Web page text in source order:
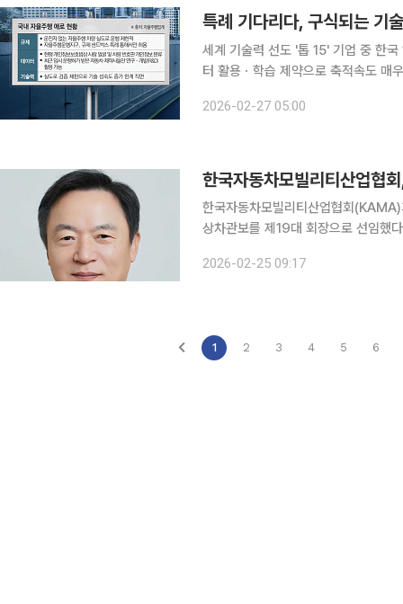
세계 기술력 선도 '톱 15' 기업 중 한
터 활용ㆍ학습 제약으로 축적속도 매우
이터·기술 검증’이라는 ‘3중 제약’에
2026-02-27 05:00
한국자동차모빌리티산업협
한국자동차모빌리티산업협회
상차관보를 제19대 회장으로 선임했다. 정 회장은 행정고시 37회로 공직에 입문해 산업자원
정책국장과 통상차관보를 역임하며
2026-02-25 09:17
1 2 3 4 5 6